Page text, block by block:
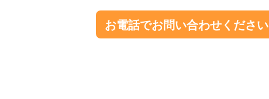
お電話でお問い合わせください